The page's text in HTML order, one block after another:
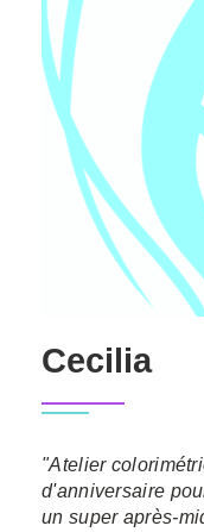
Cecilia
"Atelier
d'anniversaire
un super après-